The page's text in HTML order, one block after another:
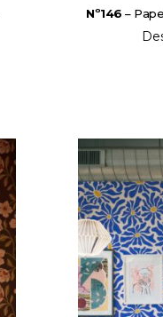
Nº146 –